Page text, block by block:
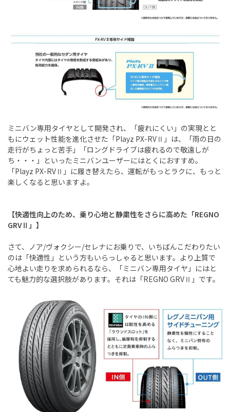
ミニバン専用タイヤとして開発され、「疲れにくい」の実現とと
もにウェット性能を進化させた「Playz PX-RVⅡ」は、「雨の日の
走行がちょっと苦手」「ロングドライブは疲れるので敬遠しが
ち・・・」といったミニバンユーザーにはとくにおすすめ。
「Playz PX-RVⅡ」に履き替えたら、運転がもっとラクに、もっと
楽しくなると思いますよ。
【快適性向上のため、乗り心地と静粛性をさらに高めた「REGNO
GRVⅡ」】
さて、ノア/ヴォクシー/セレナにお乗りで、いちばんこだわりたい
のは「快適性」という方もいらっしゃると思います。より上質で
心地よい走りを求められるなら、「ミニバン専用タイヤ」にはと
ても魅力的な選択肢があります。それは「REGNO GRVⅡ」です。